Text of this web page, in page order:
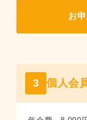
お
3 個人会